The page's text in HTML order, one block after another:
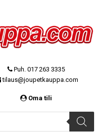
Puh. 017 263 3335
tilaus@joupetkauppa.com
Oma tili